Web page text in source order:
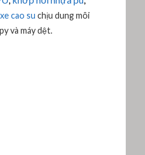
cao su chịu dung môi
và máy dệt.